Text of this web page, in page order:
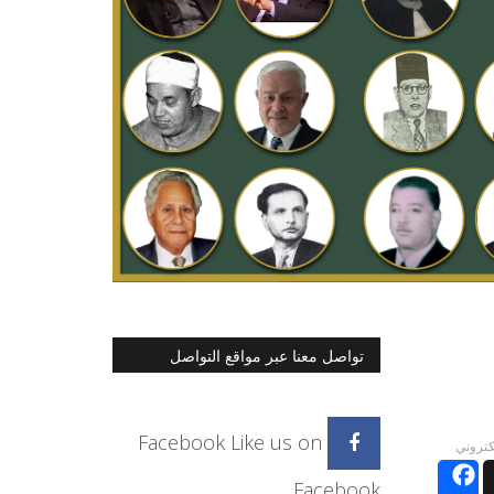
Facebook
تواصل معنا عبر مواقع التواصل
Facebook Like us on